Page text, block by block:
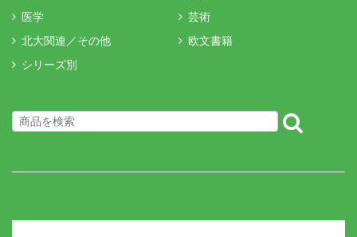
医学
芸術
北大関連／その他
欧文書籍
シリーズ別